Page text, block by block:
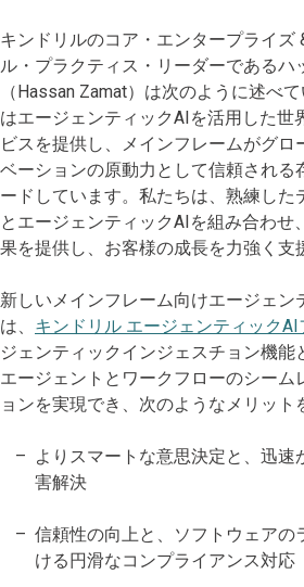
キンドリルのコア・エンタープライズ
ル・プラクティス・リーダーであるハ
（Hassan Zamat）は次のように述べ
はエージェンティックAIを活用した世
ビスを提供し、メインフレームがグロ
ベーションの原動力として信頼される
ードしています。私たちは、熟練した
とエージェンティックAIを組み合わせ
果を提供し、お客様の成長を力強く支
新しいメインフレーム向けエージェン
は、 キンドリル エージェンティックAI
ジェンティックインジェスチョン機能
エージェントとワークフローのシーム
ョンを実現でき、次のようなメリット
よりスマートな意思決定と、迅
害解決
信頼性の向上と、ソフトウェアの
ける円滑なコンプライアンス対応